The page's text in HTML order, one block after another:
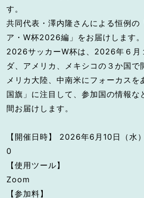
す。
共同代表・澤内隆さんによる恒例の
ア・W杯2026編」をお届けします。
2026サッカーW杯は、2026年６月
ダ、アメリカ、メキシコの３か国で
メリカ大陸、中南米にフォーカスを
国旗」に注目して、参加国の情報な
間お届けします。
【開催日時】 2026年6月10日（水
0
【使用ツール】
Zoom
【参加料】